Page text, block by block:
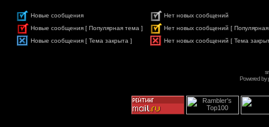
Новые сообщения
Нет новых сообщений
Новые сообщения [ Популярная тема ]
Нет новых сообщений [
Новые сообщения [ Тема закрыта ]
Нет новых сообщений [ Тема
Powered by